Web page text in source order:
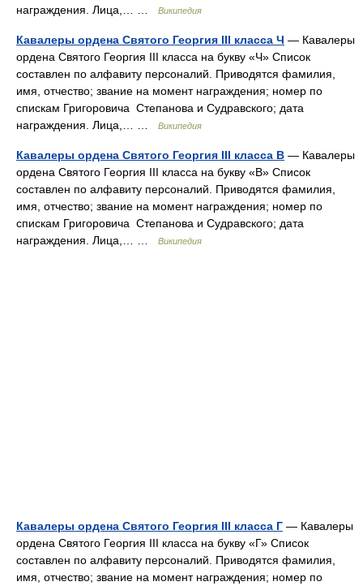
награждения. Лица,… …
Википедия
Кавалеры ордена Святого Георгия III класса Ч — Кавалеры
ордена Святого Георгия III класса на букву «Ч» Список
составлен по алфавиту персоналий. Приводятся фамилия,
имя, отчество; звание на момент награждения; номер по
спискам Григоровича Степанова и Судравского; дата
награждения. Лица,… …
Википедия
Кавалеры ордена Святого Георгия III класса В — Кавалеры
ордена Святого Георгия III класса на букву «В» Список
составлен по алфавиту персоналий. Приводятся фамилия,
имя, отчество; звание на момент награждения; номер по
спискам Григоровича Степанова и Судравского; дата
награждения. Лица,… …
Википедия
Кавалеры ордена Святого Георгия III класса Г — Кавалеры
ордена Святого Георгия III класса на букву «Г» Список
составлен по алфавиту персоналий. Приводятся фамилия,
имя, отчество; звание на момент награждения; номер по